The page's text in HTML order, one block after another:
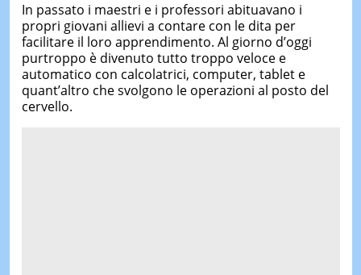
In passato i maestri e i professori abituavano i
propri giovani allievi a contare con le dita per
facilitare il loro apprendimento. Al giorno d’oggi
purtroppo è divenuto tutto troppo veloce e
automatico con calcolatrici, computer, tablet e
quant’altro che svolgono le operazioni al posto del
cervello.